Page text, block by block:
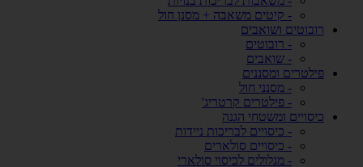
- קיטים משאבה + מסנן חול
רובוטים ושואבים
- רובוטים
- שואבים
פילטרים ומסננים
- מסנני חול
- פילטרים קרטריג'
כיסויים ומשטחי הגנה
- כיסויים לבריכות ניידות
- כיסויים סולארים
- מגלולים לכיסוי סולארי